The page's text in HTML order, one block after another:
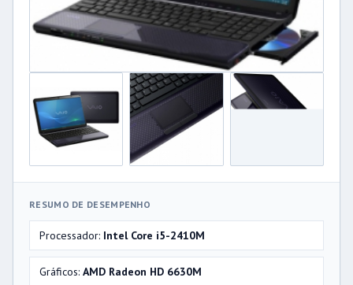
RESUMO DE DESEMPENHO
Processador: Intel Core i5-2410M
Gráficos: AMD Radeon HD 6630M